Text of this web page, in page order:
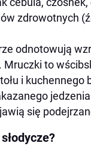
zdrowotnych
odnotowują
to
i
się